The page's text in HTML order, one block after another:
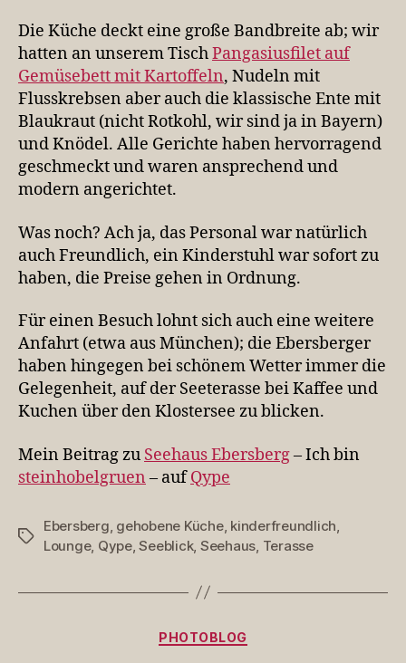
Die Küche deckt eine große Bandbreite ab; wir
hatten an unserem TischPangasiusfilet auf
Gemüsebett mit Kartoffeln, Nudeln mit
Flusskrebsen aber auch die klassische Ente mit
Blaukraut (nicht Rotkohl, wir sind ja in Bayern)
und Knödel. Alle Gerichte haben hervorragend
geschmeckt und waren ansprechend und
modern angerichtet.
Was noch? Ach ja, das Personal war natürlich
auch Freundlich, ein Kinderstuhl war sofort zu
haben, die Preise gehen in Ordnung.
Für einen Besuch lohnt sich auch eine weitere
Anfahrt (etwa aus München); die Ebersberger
haben hingegen bei schönem Wetter immer die
Gelegenheit, auf der Seeterasse bei Kaffee und
Kuchen über den Klostersee zu blicken.
Mein Beitrag zu Seehaus Ebersberg– Ich bin
steinhobelgruen – aufQype
Schlagwörter
Ebersberg gehobene Küche, kinderfreundlich
Lounge, Qype,Seeblick, Seehaus Terasse
Kategorien
PHOTOBLOG